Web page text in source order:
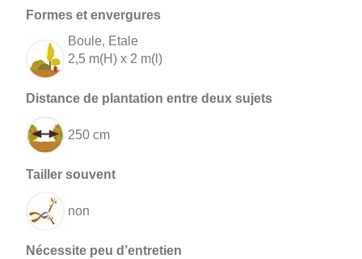
Boule, Etale
2,5 m(H) x 2 m(l)
250 cm
non